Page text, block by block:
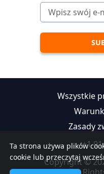
Ta strona używa plików
cookie lub przeczytaj
Wszystkie
Zasady
+1
Copyright ©